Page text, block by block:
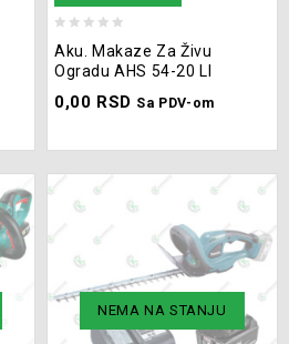
out
of
5
Aku. Makaze Za Živu
Ogradu AHS 54-20 LI
0,00 RSD Sa PDV-om
NEMA NA STANJU